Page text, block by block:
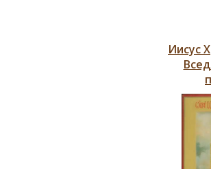
Иисус